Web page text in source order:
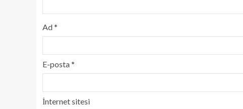
Ad*
E-posta*
İnternet sitesi